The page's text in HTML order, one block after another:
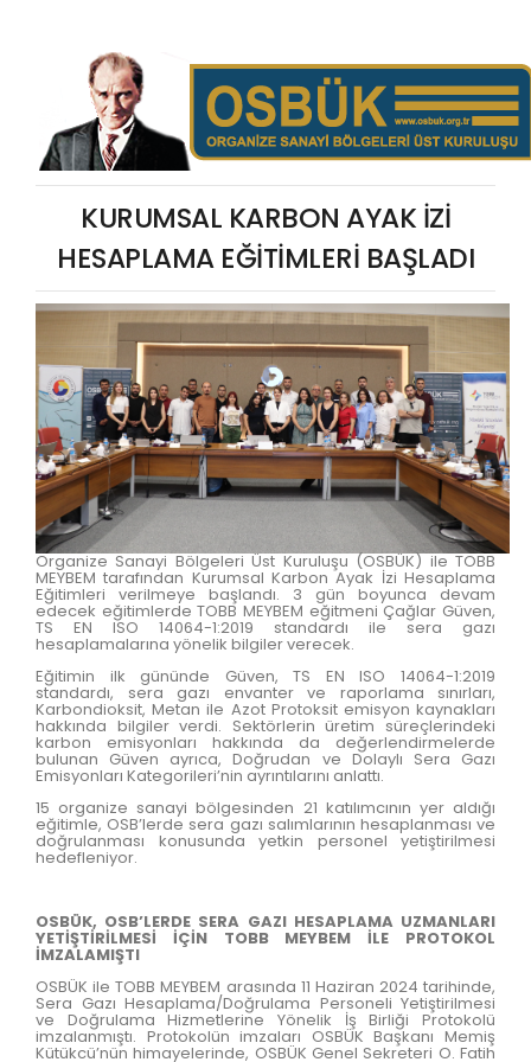
KURUMSAL KARBON AYAK İZİ
HESAPLAMA EĞİTİMLERİ BAŞLADI
Organize Sanayi Bölgeleri Üst Kuruluşu (OSBÜK) ile TOBB
MEYBEM tarafından Kurumsal Karbon Ayak İzi Hesaplama
Eğitimleri verilmeye başlandı. 3 gün boyunca devam
edecek eğitimlerde TOBB MEYBEM eğitmeni Çağlar Güven,
TS EN ISO 14064-1:2019 standardı ile sera gazı
hesaplamalarına yönelik bilgiler verecek.
Eğitimin ilk gününde Güven, TS EN ISO 14064-1:2019
standardı, sera gazı envanter ve raporlama sınırları,
Karbondioksit, Metan ile Azot Protoksit emisyon kaynakları
hakkında bilgiler verdi. Sektörlerin üretim süreçlerindeki
karbon emisyonları hakkında da değerlendirmelerde
bulunan Güven ayrıca, Doğrudan ve Dolaylı Sera Gazı
Emisyonları Kategorileri’nin ayrıntılarını anlattı.
15 organize sanayi bölgesinden 21 katılımcının yer aldığı
eğitimle, OSB’lerde sera gazı salımlarının hesaplanması ve
doğrulanması konusunda yetkin personel yetiştirilmesi
hedefleniyor.
OSBÜK, OSB’LERDE SERA GAZI HESAPLAMA UZMANLARI
YETİŞTİRİLMESİ İÇİN TOBB MEYBEM İLE PROTOKOL
İMZALAMIŞTI
OSBÜK ile TOBB MEYBEM arasında 11 Haziran 2024 tarihinde,
Sera Gazı Hesaplama/Doğrulama Personeli Yetiştirilmesi
ve Doğrulama Hizmetlerine Yönelik İş Birliği Protokolü
imzalanmıştı. Protokolün imzaları OSBÜK Başkanı Memiş
Kütükcü’nün himayelerinde, OSBÜK Genel Sekreteri O. Fatih